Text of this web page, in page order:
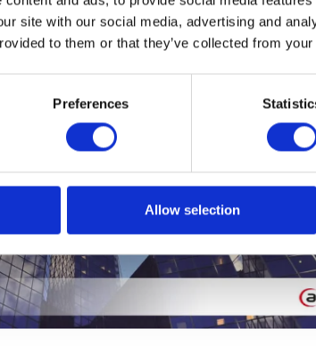
site with our social media, advertising and
to them or that they’ve collected from
Preferences
Allow selection